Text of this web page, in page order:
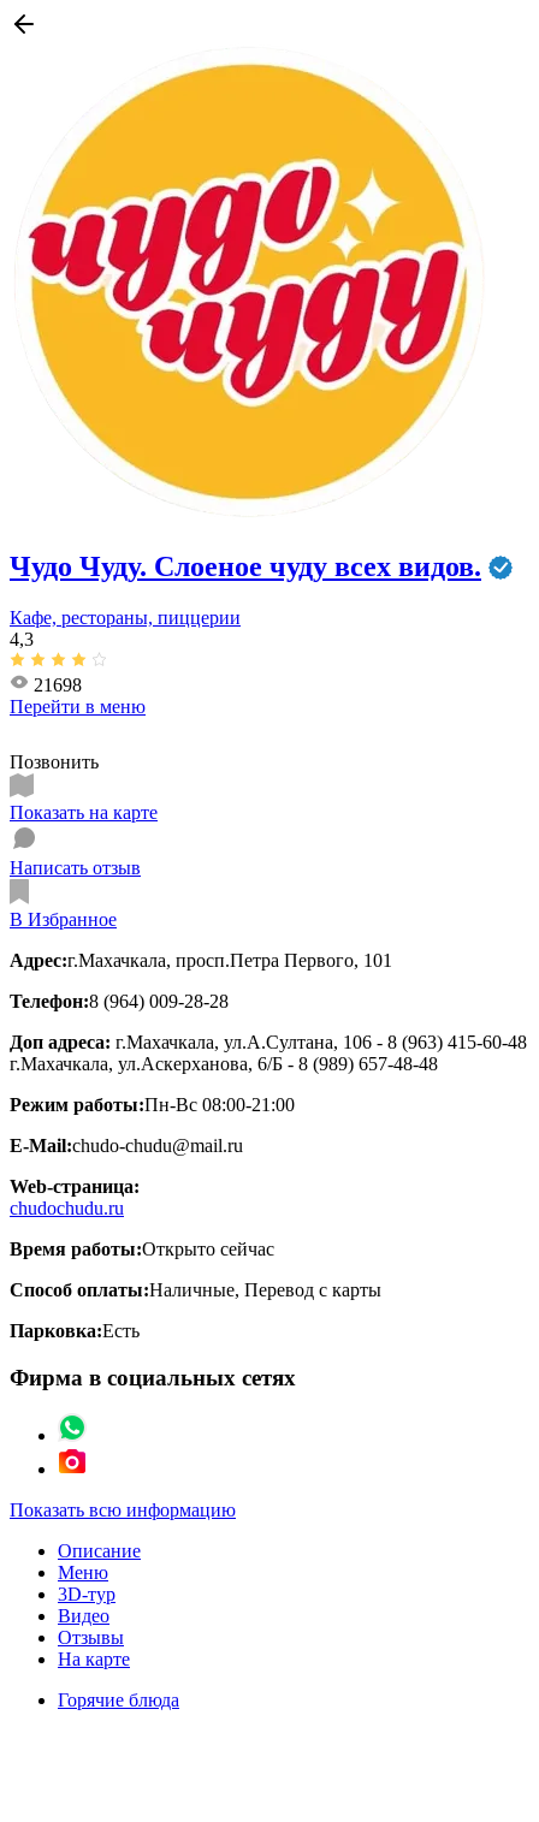
Чудо Чуду. Слоеное чуду всех видов.
Кафе, рестораны, пиццерии
4,3
21698
Перейти в меню
Позвонить
Показать на карте
Написать отзыв
В Избранное
Адрес:г.Махачкала, просп.Петра Первого, 101
Телефон:8 (964) 009-28-28
Доп адреса: г.Махачкала, ул.А.Султана, 106 - 8 (963) 415-60-48
г.Махачкала, ул.Аскерханова, 6/Б - 8 (989) 657-48-48
Режим работы:Пн-Вс 08:00-21:00
E-Mail:chudo-chudu@mail.ru
Web-страница:
chudochudu.ru
Время работы:Открыто сейчас
Способ оплаты:Наличные, Перевод с карты
Парковка:Есть
Фирма в социальных сетях
Показать всю информацию
Описание
Меню
3D-тур
Видео
Отзывы
На карте
Горячие блюда